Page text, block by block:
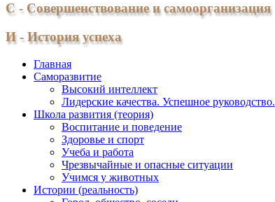
С - Совершенствование и самоорганизация
И - История успеха
Главная
Саморазвитие
Высокий интеллект
Лидерские качества. Успешное руководство.
Школа развития (теория)
Воспитание и поведение
Здоровье и спорт
Учеба и работа
Чрезвычайные и опасные ситуации
Учимся у животных
Истории (реальность)